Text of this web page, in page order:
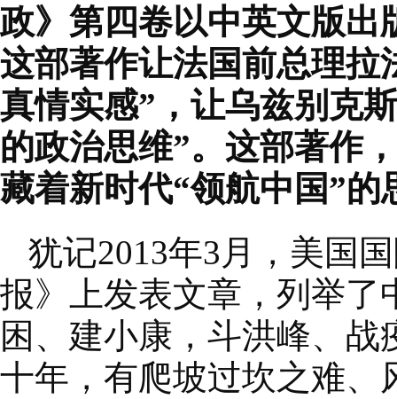
政》第四卷以中英文版出
这部著作让法国前总理拉
真情实感”，让乌兹别克
的政治思维”。这部著作
藏着新时代“领航中国”的
犹记2013年3月，美国
报》上发表文章，列举了
困、建小康，斗洪峰、
十年，有爬坡过坎之难、